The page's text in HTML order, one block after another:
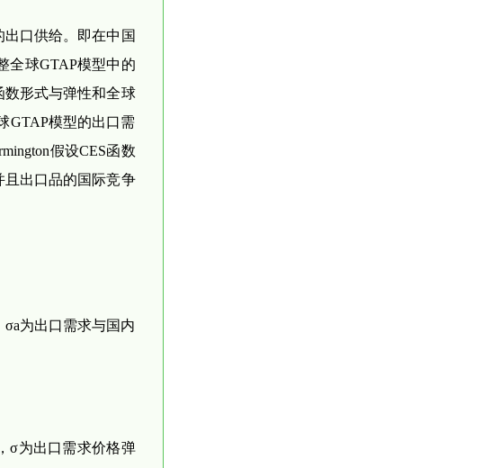
口供给。即在中国
全球GTAP模型中的
数形式与弹性和全球
GTAP模型的出口需
假设CES函数
且出口品的国际竞争
为出口需求与国内
σ为出口需求价格弹